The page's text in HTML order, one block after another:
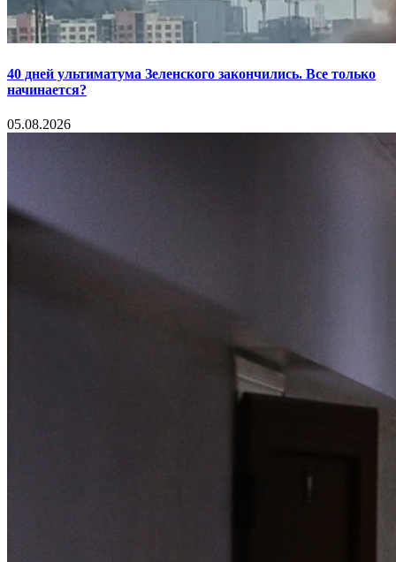
40 дней ультиматума Зеленского закончились. Все только
начинается?
05.08.2026